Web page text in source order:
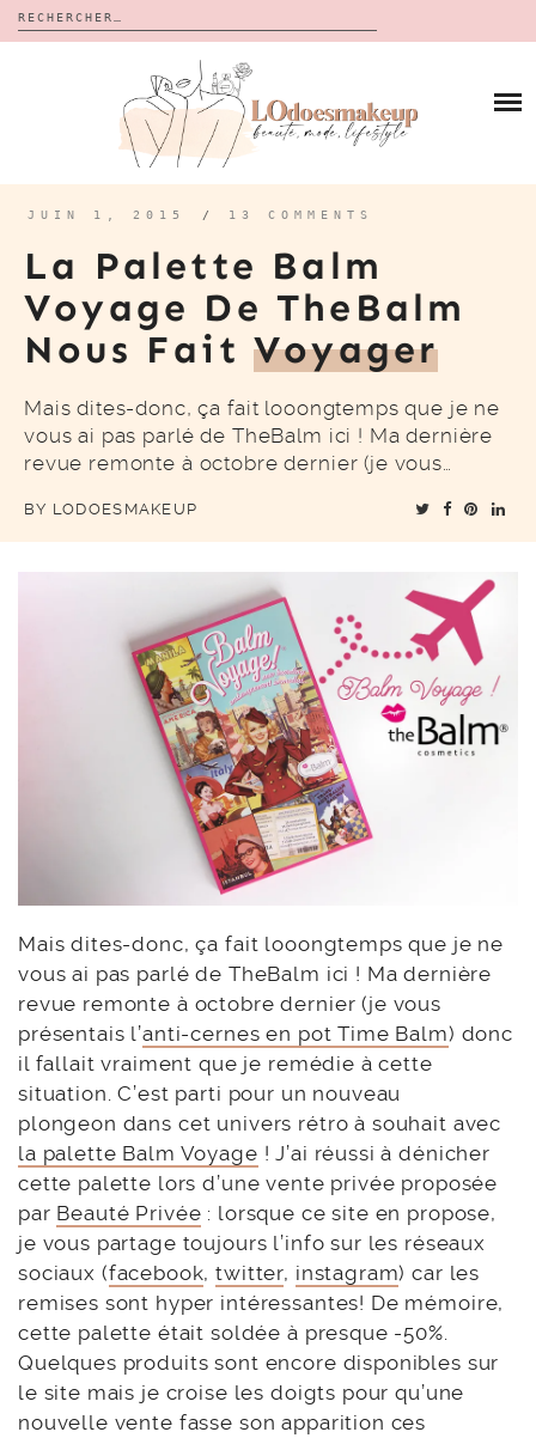
Rechercher :
CALENDRIERS DE L’AVENT
BON PLAN
À PROPOS
CONTACT
JUIN 1, 2015 / 13 COMMENTS
La Palette Balm
Voyage De TheBalm
Nous Fait Voyager
Mais dites-donc, ça fait looongtemps que je ne
vous ai pas parlé de TheBalm ici ! Ma dernière
revue remonte à octobre dernier (je vous…
BY LODOESMAKEUP
Mais dites-donc, ça fait looongtemps que je ne
vous ai pas parlé de TheBalm ici ! Ma dernière
revue remonte à octobre dernier (je vous
présentais l’anti-cernes en pot Time Balm) donc
il fallait vraiment que je remédie à cette
situation. C’est parti pour un nouveau
plongeon dans cet univers rétro à souhait avec
la palette Balm Voyage ! J’ai réussi à dénicher
cette palette lors d’une vente privée proposée
par Beauté Privée : lorsque ce site en propose,
je vous partage toujours l’info sur les réseaux
sociaux (facebook,twitter, instagram) car les
remises sont hyper intéressantes! De mémoire,
cette palette était soldée à presque -50%.
Quelques produits sont encore disponibles sur
le site mais je croise les doigts pour qu’une
nouvelle vente fasse son apparition ces